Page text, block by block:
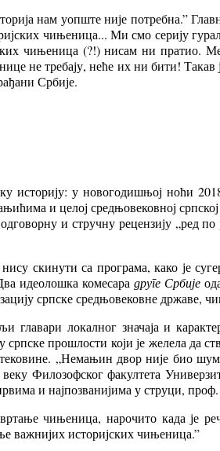
нам уопште није потребна.”
чињеница... Ми смо серију
чињеница (?!) нисам ни пратио.
не требају, неће их ни бити! Такав
Србије.
историју: у новогодишњој ноћи
и целој средњовековној
и стручну рецензију „ред по
нису скинути са програма, како је
идеолошка комесара друге Србије
српске средњовековне државе,
локалног значаја и
прошлости који је желела да
„Немањин двор није био
Филозофског факултета
и најпозванијима у струци,
чињеница, нарочито када је
важнијих историјских чињеница.”